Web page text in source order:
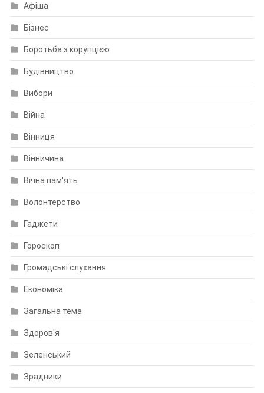
Афіша
Бізнес
Боротьба з корупцією
Будівництво
Вибори
Війна
Вінниця
Вінничина
Вічна пам'ять
Волонтерство
Гаджети
Гороскоп
Громадські слухання
Економіка
Загальна тема
Здоров'я
Зеленський
Зрадники